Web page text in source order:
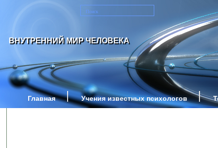
ВНУТРЕННИЙ МИР ЧЕЛОВЕКА
Главная Учения известных психологов